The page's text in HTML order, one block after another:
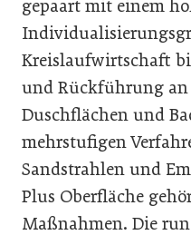
gepaart mit einem
Kreislaufwirtschaft
und Rückführung
Duschflächen und
mehrstufigen
Sandstrahlen und
Plus Oberfläche
Maßnahmen. Die